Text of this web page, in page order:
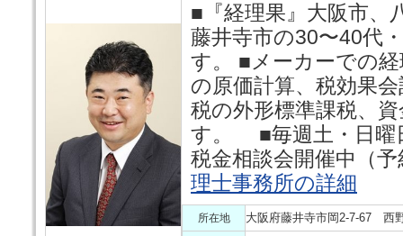
■『経理果』大阪市、
藤井寺市の30〜40代
す。 ■メーカーでの
の原価計算、税効果
税の外形標準課税、
す。 ■毎週土・日曜
税金相談会開催中（
理士事務所の詳細
所在地 大阪府藤井寺市岡2-7-67 西